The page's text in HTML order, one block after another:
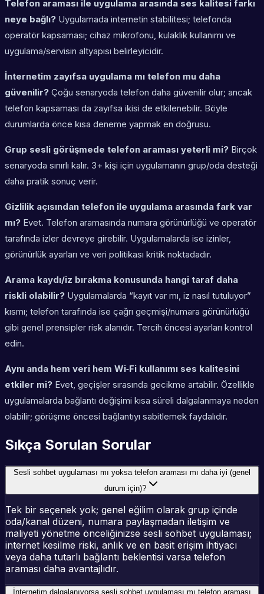
Telefon araması ile uygulama arasında ses kalitesi farkı
neye bağlı? Uygulamada internetin stabilitesi; telefonda
operatör kapsaması; cihaz mikrofonu, kulaklık kullanımı ve
uygulama/servisin altyapısı belirleyicidir.
İnternetim zayıfsa uygulama mı telefon mu daha
güvenilir? Çoğu senaryoda telefon daha güvenilir olur; ancak
telefon kapsaması da zayıfsa ikisi de etkilenebilir. Böyle
durumlarda önce kısa deneme yapmak en doğrusu.
Grup sesli görüşmede telefon araması yeterli mi? Birçok
senaryoda sınırlı kalır. 3+ kişi için uygulamanın grup/oda desteği
daha pratik sonuç verir.
Gizlilik açısından telefon ile uygulama arasında fark var
mı? Evet. Telefon aramasında numara görünürlüğü ve operatör
tarafında izler devreye girebilir. Uygulamalarda ise izinler,
görünürlük ayarları ve veri politikası kritik noktadadır.
Arama kaydı/iz bırakma konusunda hangi taraf daha
riskli olabilir? Uygulamalarda “kayıt var mı, iz nasıl tutuluyor”
kısmı; telefon tarafında ise çağrı geçmişi/numara görünürlüğü
gibi genel prensipler risk alanıdır. Tercih öncesi ayarları kontrol
edin.
Aynı anda hem veri hem Wi‑Fi kullanımı ses kalitesini
etkiler mi? Evet, geçişler sırasında gecikme artabilir. Özellikle
uygulamalarda bağlantı değişimi kısa süreli dalgalanmaya neden
olabilir; görüşme öncesi bağlantıyı sabitlemek faydalıdır.
Sıkça Sorulan Sorular
Sesli sohbet uygulaması mı yoksa telefon araması mı daha iyi (genel
durum için)?
Tek bir seçenek yok; genel eğilim olarak grup içinde
oda/kanal düzeni, numara paylaşmadan iletişim ve
maliyeti yönetme önceliğinizse sesli sohbet uygulaması;
internet kesilme riski, anlık ve en basit erişim ihtiyacı
veya daha tutarlı bağlantı beklentisi varsa telefon
araması daha avantajlıdır.
İnternetim dalgalanıyorsa sesli sohbet uygulaması mı telefon araması